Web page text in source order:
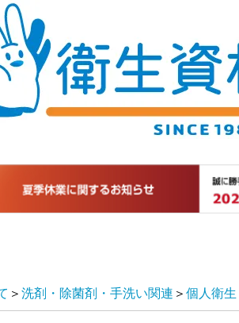
＞ 洗剤・除菌剤・手洗い関連 ＞ 個人衛生